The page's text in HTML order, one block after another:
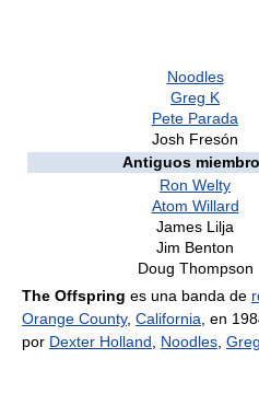
Noodles
Greg K
Pete Parada
Josh Fresón
Antiguos
Ron Welty
Atom Willard
James Lilja
Jim Benton
Doug Thompson
The Offspring es una banda de
Orange County, California , en
por Dexter Holland Noodles